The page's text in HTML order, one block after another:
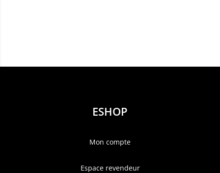
ESHOP
Mon compte
Espace revendeur